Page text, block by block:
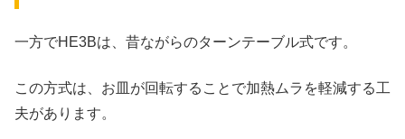
一方でHE3Bは、昔ながらのターンテーブル式です。
この方式は、お皿が回転することで加熱ムラを軽減する工
夫があります。